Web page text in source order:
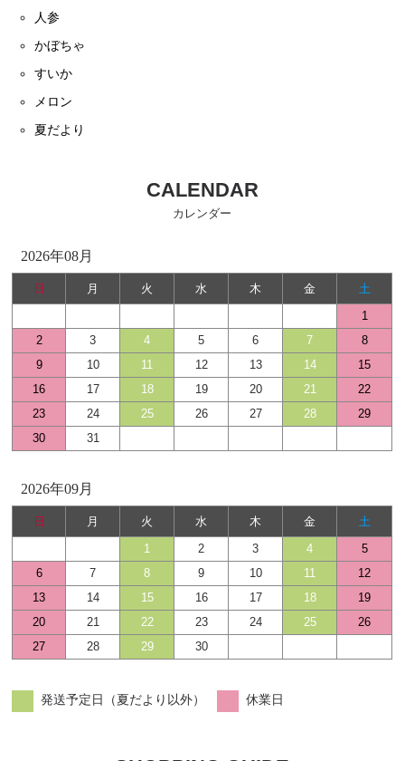
人参
かぼちゃ
すいか
メロン
夏だより
CALENDAR
カレンダー
2026年08月
日 月 火 水 木 金
土
1
2
3 4 5 6 7
8
9
10 11 12 13 14
15
16
17 18 19 20 21
22
23
24 25 26 27 28
29
30
31
2026年09月
日 月 火 水 木 金
土
1
2 3 4
5
6
7 8 9 10 11
12
13
14 15 16 17 18
19
20
21 22 23 24 25
26
27
28 29 30
発送予定日（夏だより以外） 休業日